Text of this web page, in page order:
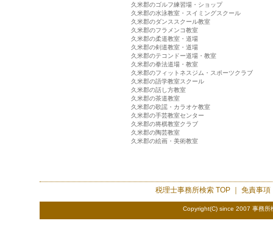
久米郡のゴルフ練習場・ショップ
久米郡の水泳教室・スイミングスクール
久米郡のダンススクール教室
久米郡のフラメンコ教室
久米郡の柔道教室・道場
久米郡の剣道教室・道場
久米郡のテコンドー道場・教室
久米郡の拳法道場・教室
久米郡のフィットネスジム・スポーツクラブ
久米郡の語学教室スクール
久米郡の話し方教室
久米郡の茶道教室
久米郡の歌謡・カラオケ教室
久米郡の手芸教室センター
久米郡の将棋教室クラブ
久米郡の陶芸教室
久米郡の絵画・美術教室
税理士事務所検索TOP ｜ 免責事項
Copyright(C) since 2007 事務所